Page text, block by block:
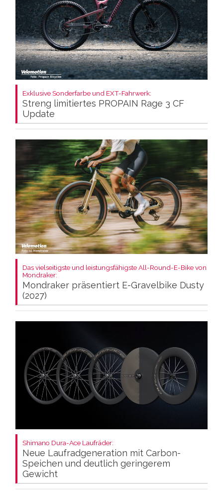
Exklusive Sonderfarbe und EXT-Fahrwerk:
Streng limitiertes PROPAIN Rage 3 CF
Update
Das vielseitigste und leistungsfähigste All-Round-E-Bike von
Mondraker:
Mondraker präsentiert E-Gravelbike Dusty
(2027)
Shimano Dura-Ace Laufräder:
Neue Laufradgeneration mit Carbon-
Speichen und deutlich geringerem
Gewicht